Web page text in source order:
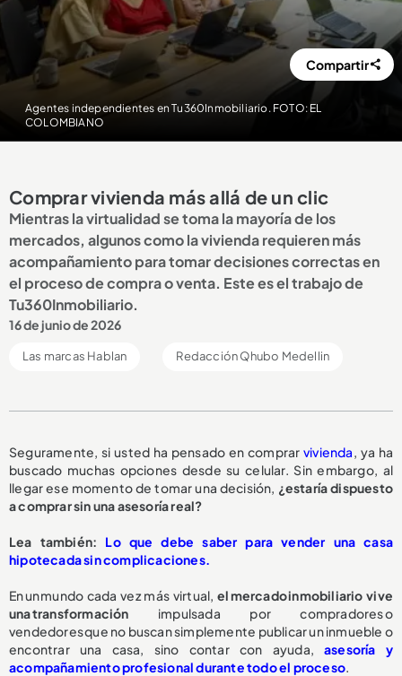
Agentes independientes en Tu360Inmobiliario. FOTO: EL
COLOMBIANO
Compartir
Comprar vivienda más allá de un clic
Mientras la virtualidad se toma la mayoría de los
mercados, algunos como la vivienda requieren más
acompañamiento para tomar decisiones correctas en
el proceso de compra o venta. Este es el trabajo de
Tu360Inmobiliario.
16 de junio de 2026
Las marcas Hablan Redacción Qhubo Medellin
Seguramente, si usted ha pensado en comprarvivienda , ya ha
buscado muchas opciones desde su celular. Sin embargo, al
llegar ese momento de tomar una decisión, ¿estaría dispuesto
a comprar sin una asesoría real?
Lea también: Lo que debe saber para vender una casa
hipotecada sin complicaciones.
En un mundo cada vez más virtual, el mercado inmobiliario vive
una transformación impulsada por compradores o
vendedores que no buscan simplemente publicar un inmueble o
encontrar una casa, sino contar con ayuda,asesoría y
acompañamiento profesional durante todo el proceso